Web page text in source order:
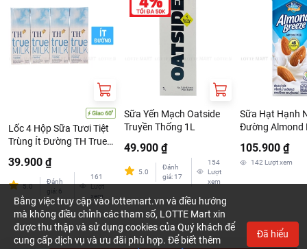
Lốc 4 Hộp Sữa Tươi Tiệt
Trùng Ít Đường TH True
39.900 ₫
5.0
Đánh
giá 6
161
Lượt
xem
Sữa Yến Mạch Oatside
Truyền Thống 1L
49.900 ₫
5.0
Đánh
giá: 17
154
Lượt
xem
Sữa Hạt Hạnh
Đường Almond
946ml
105.900 ₫
142 Lượt xem
Bằng việc truy cập vào lottemart.vn và điều hướng
mà không điều chỉnh các tham số, LOTTE Mart xin
được thu thập và sử dụng cookies của Quý khách để
cung cấp dịch vụ và ưu đãi phù hợp. Để biết thêm
Đã hiểu